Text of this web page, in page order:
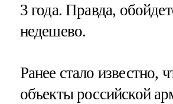
3 года. Правда,
недешево.
Ранее стало известно,
объекты российской